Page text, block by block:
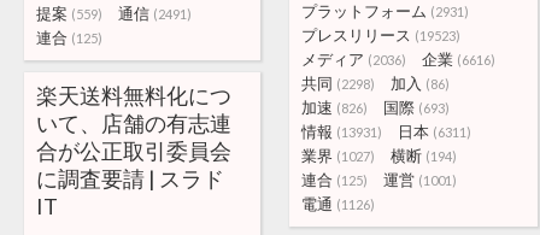
プラットフォーム (2931)
プレスリリース (19523)
メディア (2036) 企業 (6616)
共同 (2298) 加入 (86)
加速 (826) 国際 (693)
情報 (13931) 日本 (6311)
業界 (1027) 横断 (194)
連合 (125) 運営 (1001)
電通 (1126)
提案 (559) 通信 (2491)
連合 (125)
楽天送料無料化につ
いて、店舗の有志連
合が公正取引委員会
に調査要請 | スラド
IT